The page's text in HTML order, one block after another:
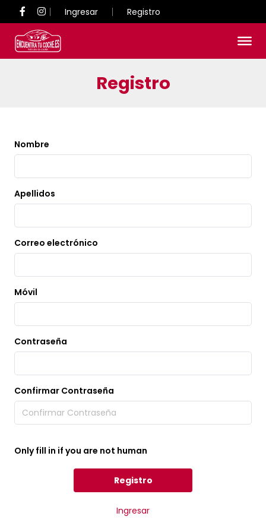
Ingresar Registro
Registro
Nombre
Apellidos
Correo electrónico
Móvil
Contraseña
Confirmar Contraseña
Only fill in if you are not human
Ingresar